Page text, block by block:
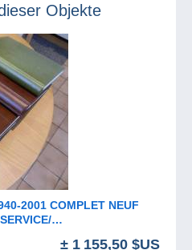
Objekte
± 1 155,50 $US